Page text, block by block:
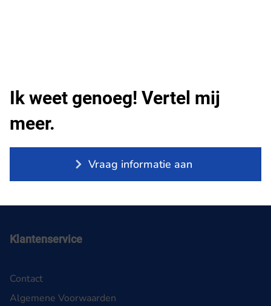
Ik weet genoeg! Vertel mij
meer.
Vraag informatie aan
Klantenservice
Contact
Algemene Voorwaarden